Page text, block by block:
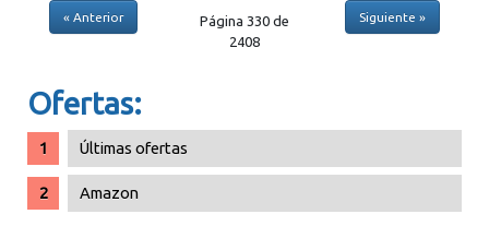
« Anterior
Página 330 de
2408
Siguiente »
Ofertas:
Últimas ofertas
Amazon